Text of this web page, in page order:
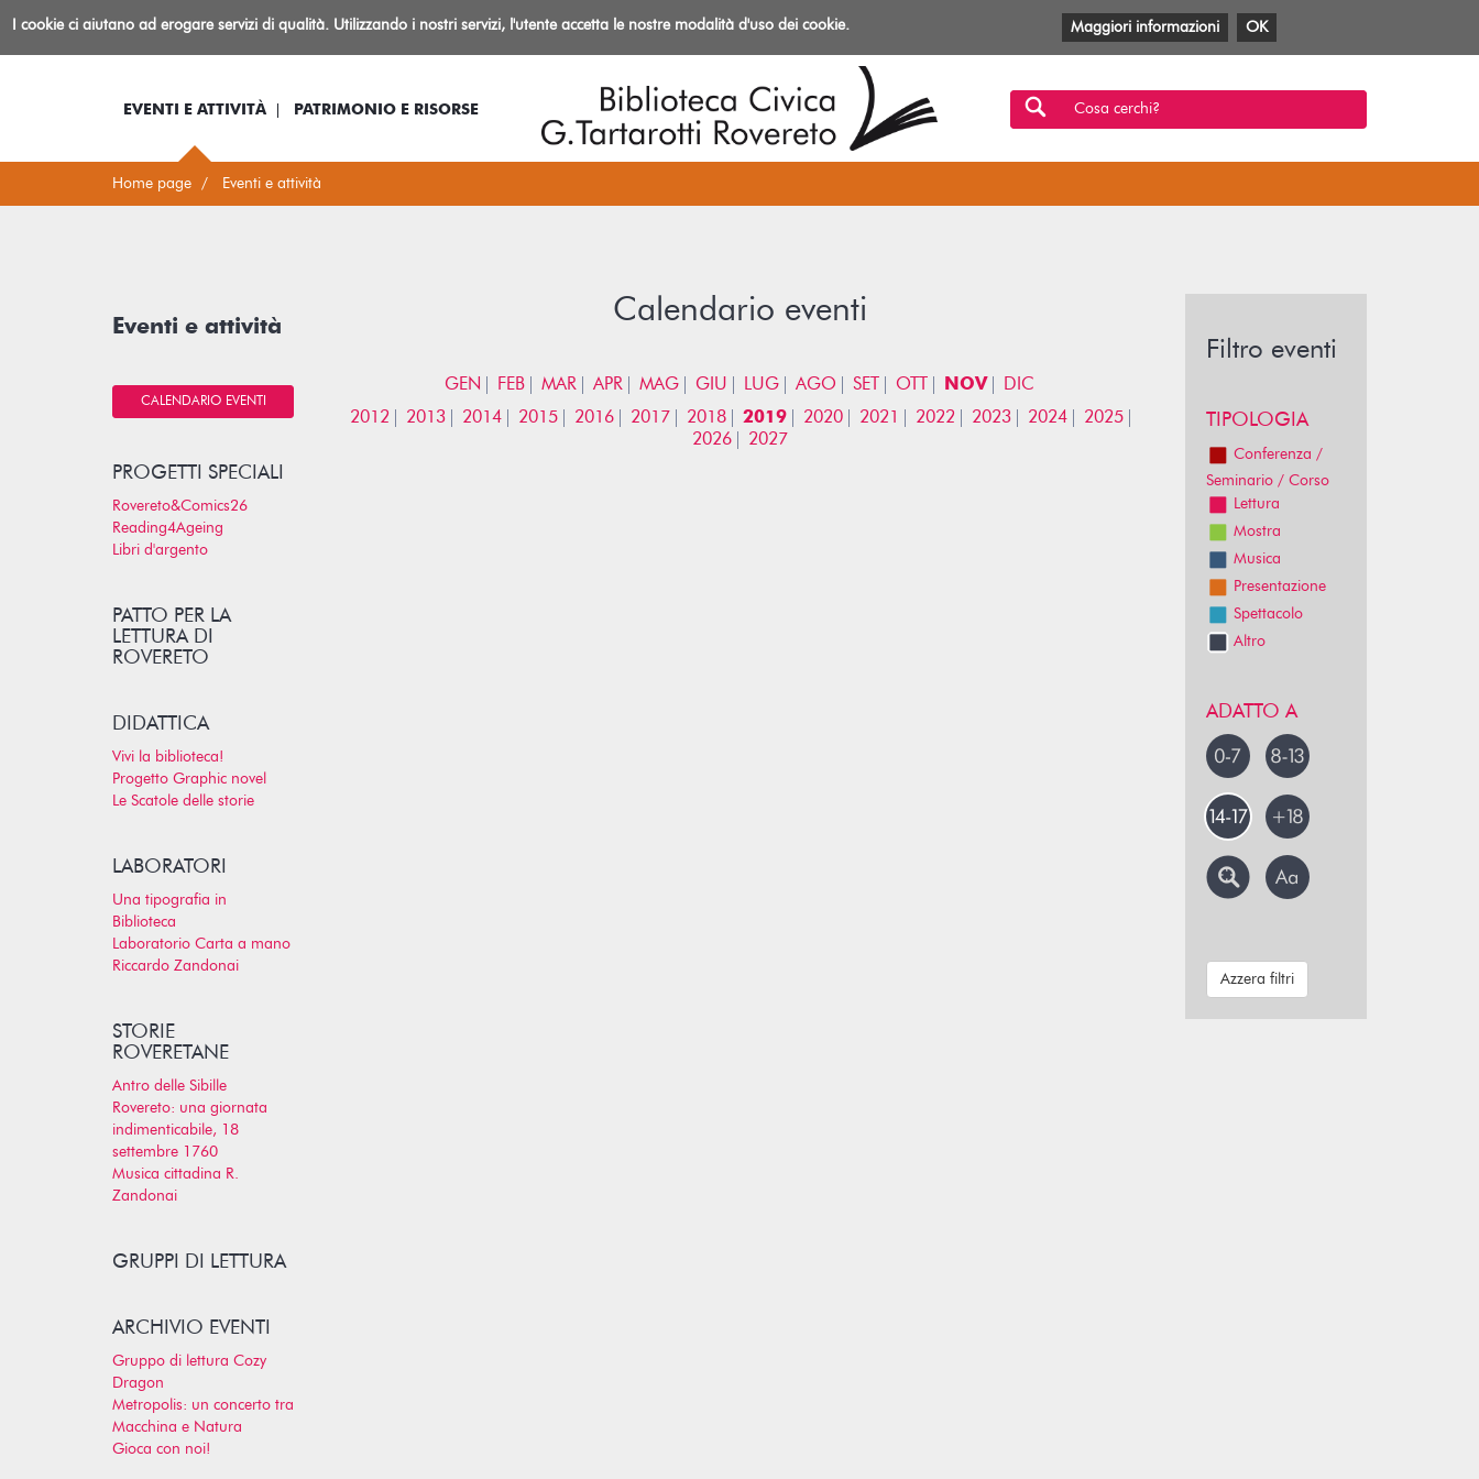
BibliotecaIo sono... Log-in Informazioni
Facebook
TwitterYouTube
Anobii
SBTMlol
EVENTI E ATTIVITÀ PATRIMONIO E RISORSE Cosa cerchi?
Home page Eventi e attività
Calendario eventi
GEN FEB MAR APR MAG GIU LUG AGO SET OTT NOV
DIC
2012
2013 2014 2015 2016 2017 2018 2019 2020 2021 2022 2023 2024
2025
2026
2027
Eventi e attività
CALENDARIO EVENTI
PROGETTI SPECIALI
Rovereto&Comics26
Reading4Ageing
Libri d'argento
PATTO PER LA
LETTURA DI
ROVERETO
DIDATTICA
Vivi la biblioteca!
Progetto Graphic novel
Le Scatole delle storie
LABORATORI
Una tipografia in
Biblioteca
Laboratorio Carta a mano
Riccardo Zandonai
STORIE
ROVERETANE
Antro delle Sibille
Rovereto: una giornata
indimenticabile, 18
settembre 1760
Musica cittadina R.
Zandonai
GRUPPI DI LETTURA
ARCHIVIO EVENTI
Gruppo di lettura Cozy
Dragon
Metropolis: un concerto tra
Macchina e Natura
Gioca con noi!
Filtro eventi
TIPOLOGIA
Conferenza /
Seminario / Corso
Lettura
Mostra
Musica
Presentazione
Spettacolo
Altro
ADATTO A
Azzera filtri
I cookie ci aiutano ad erogare servizi di qualità. Utilizzando i nostri servizi, l'utente accetta le nostre modalità d'uso dei cookie. Maggiori informazioni OK